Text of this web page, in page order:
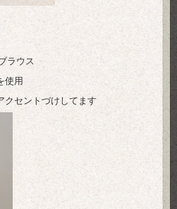
ラウス
使用
クセントづけしてます